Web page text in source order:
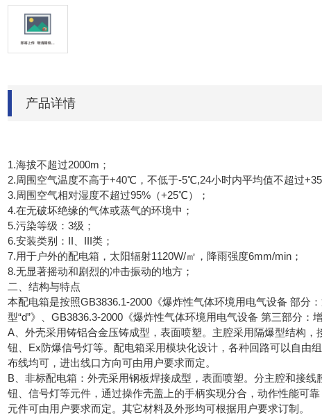
产品详情
1.海拔不超过2000m；
2.周围空气温度不高于+40℃，不低于-5℃,24小时内平均值不超过
3.周围空气相对湿度不超过95%（+25℃）；
4.在无破坏绝缘的气体或蒸气的环境中；
5.污染等级：3级；
6.安装类别：II、III类；
7.用于户外的配电箱，太阳辐射1120W/㎡，降雨强度6mm/min；
8.无显著摇动和剧烈的冲击振动的地方；
二、结构与特点
本配电箱是按照GB3836.1-2000《爆炸性气体环境用电气设备 部分
型“d”》、GB3836.3-2000《爆炸性气体环境用电气设备 第三部分：
A、外壳采用铸铝合金压铸成型，表面喷塑。主腔采用隔爆型结构
钮、Ex防爆信号灯等。配电箱采用模块化设计，各种回路可以自由
布线均可，进出线口方向可由用户要求而定。
B、非标配电箱：外壳采用钢板焊接成型，表面喷塑。分主腔和接
钮、信号灯等元件，通过操作壳盖上的手柄实现分合，动作性能可
元件可由用户要求而定。其它材料及外形均可根据用户要求订制。